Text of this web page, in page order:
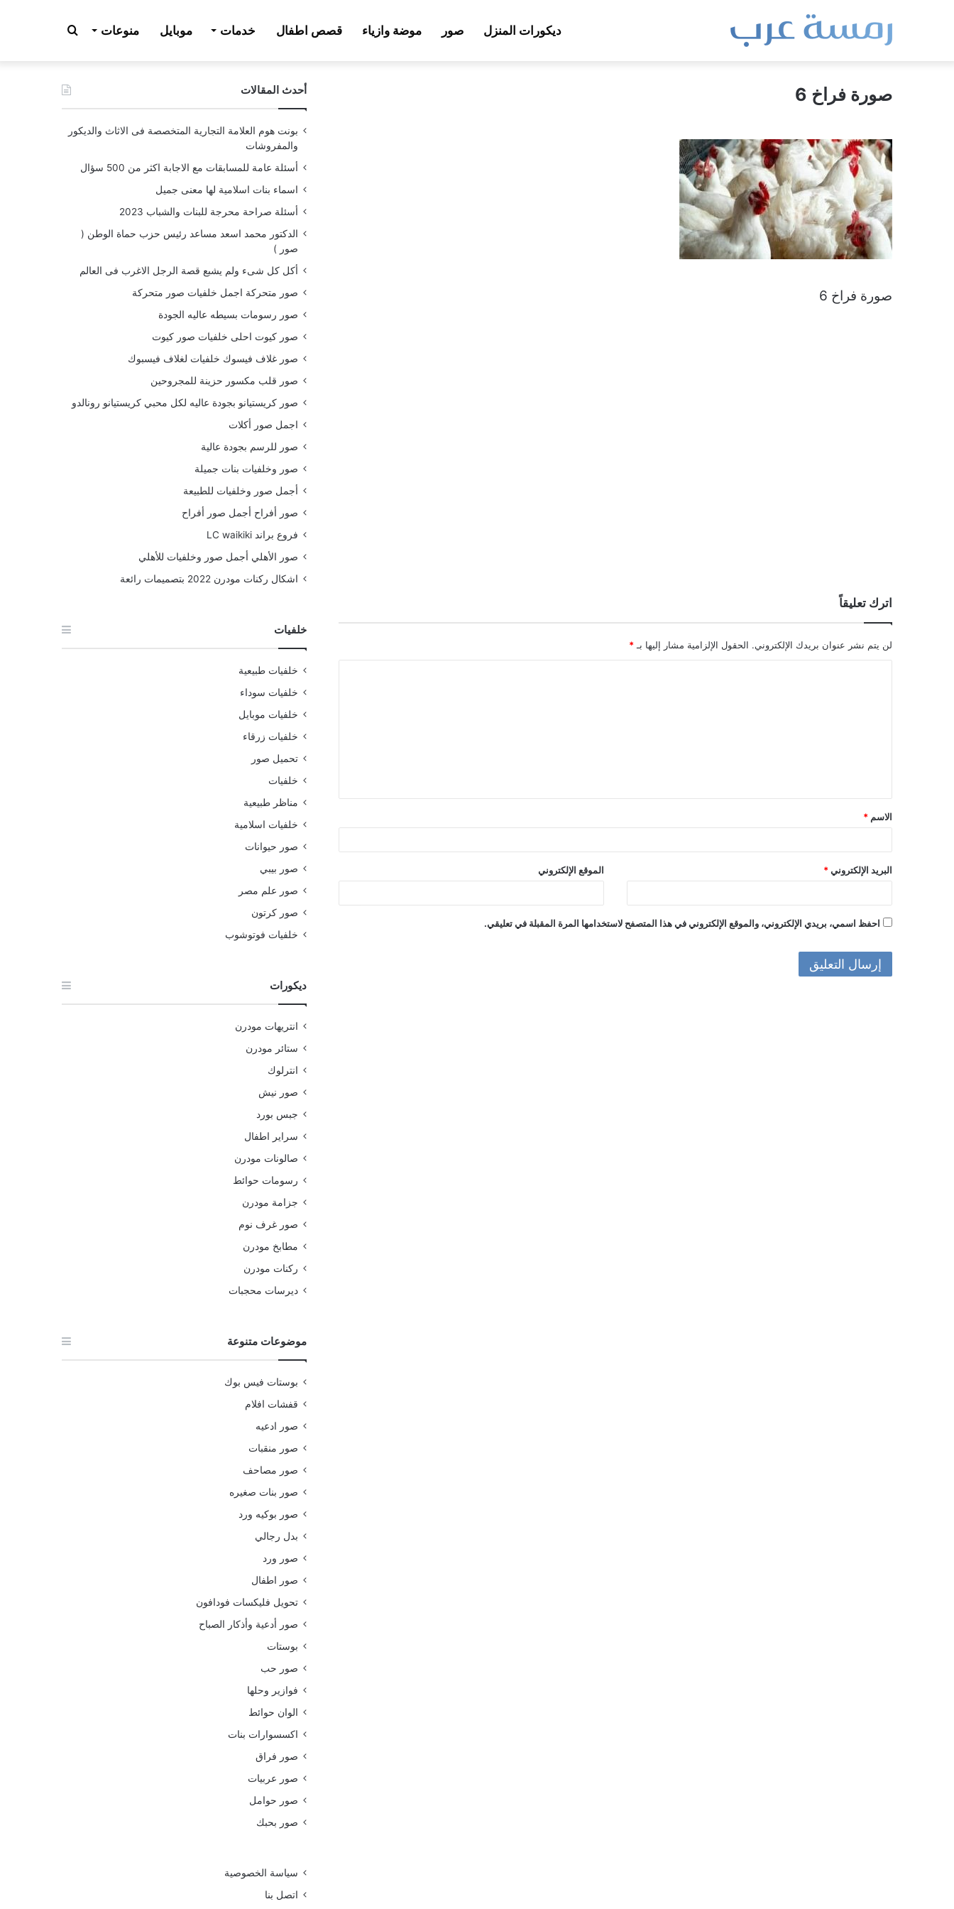
ديكورات المنزل صور موضة وازياء قصص اطفال خدمات موبايل منوعات بحث
عن صورة فراخ 6
صورة فراخ 6
اترك تعليقاً
لن يتم نشر عنوان بريدك الإلكتروني. الحقول الإلزامية مشار إليها بـ *
ق
*
الاسم *
البريد الإلكتروني * الموقع الإلكتروني
احفظ اسمي، بريدي الإلكتروني، والموقع الإلكتروني في هذا المتصفح لاستخدامها المرة المقبلة في تعليقي.
أحدث المقالات
بونت هوم العلامة التجارية المتخصصة فى الاثاث والديكور
والمفروشات
أسئلة عامة للمسابقات مع الاجابة اكثر من 500 سؤال
اسماء بنات اسلامية لها معنى جميل
أسئلة صراحة محرجة للبنات والشباب 2023
الدكتور محمد اسعد مساعد رئيس حزب حماة الوطن (
صور )
أكل كل شىء ولم يشبع قصة الرجل الاغرب فى العالم
صور متحركة اجمل خلفيات صور متحركة
صور رسومات بسيطه عاليه الجودة
صور كيوت احلى خلفيات صور كيوت
صور غلاف فيسوك خلفيات لغلاف فيسبوك
صور قلب مكسور حزينة للمجروحين
صور كريستيانو بجودة عاليه لكل محبي كريستيانو رونالدو
اجمل صور أكلات
صور للرسم بجودة عالية
صور وخلفيات بنات جميلة
أجمل صور وخلفيات للطبيعة
صور أفراح أجمل صور أفراح
فروع براند LC waikiki
صور الأهلي أجمل صور وخلفيات للأهلي
اشكال ركنات مودرن 2022 بتصميمات رائعة
خلفيات
خلفيات طبيعية
خلفيات سوداء
خلفيات موبايل
خلفيات زرقاء
تحميل صور
خلفيات
مناظر طبيعية
خلفيات اسلامية
صور حيوانات
صور بيبي
صور علم مصر
صور كرتون
خلفيات فوتوشوب
ديكورات
انتريهات مودرن
ستائر مودرن
انترلوك
صور نيش
جبس بورد
سراير اطفال
صالونات مودرن
رسومات حوائط
جزامة مودرن
صور غرف نوم
مطابخ مودرن
ركنات مودرن
ديرسات محجبات
موضوعات متنوعة
بوستات فيس بوك
قفشات افلام
صور ادعيه
صور منقبات
صور مصاحف
صور بنات صغيره
صور بوكيه ورد
بدل رجالي
صور ورد
صور اطفال
تحويل فليكسات فودافون
صور أدعية وأذكار الصباح
بوستات
صور حب
فوازير وحلها
الوان حوائط
اكسسوارات بنات
صور فراق
صور عربيات
صور حوامل
صور بحبك
سياسة الخصوصية
اتصل بنا